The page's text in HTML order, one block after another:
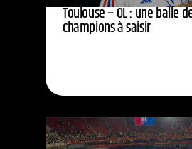
Toulouse – OL : une balle
champions à saisir